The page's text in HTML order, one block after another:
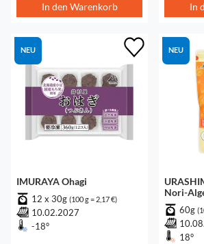
In den Warenkorb In
NEU
IMURAYA Ohagi
12 x 30g (100 g = 2,17 €)
10.02.2027
-18°
NEU
Nori-
60g
18°